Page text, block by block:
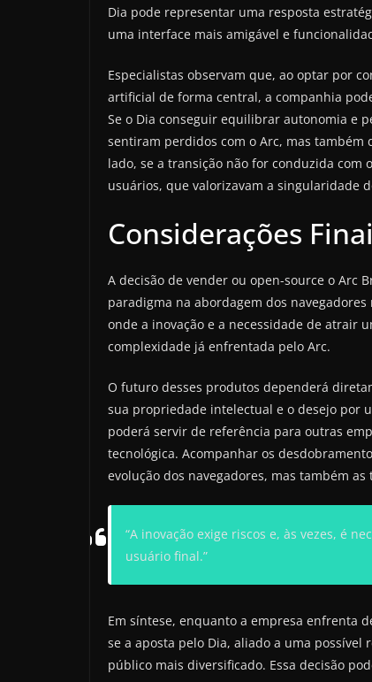
Dia pode representar uma resposta
uma interface mais amigável e
Especialistas observam que, ao optar por
artificial de forma central, a companhia
Se o Dia conseguir equilibrar autonomia e
sentiram perdidos com o Arc, mas também
lado, se a transição não for conduzida com
usuários, que valorizavam a singularidade
Considerações
A decisão de vender ou open-source o Arc
paradigma na abordagem dos
onde a inovação e a necessidade de atrair
complexidade já enfrentada pelo Arc.
O futuro desses produtos dependerá
sua propriedade intelectual e o desejo por
poderá servir de referência para outras
tecnológica. Acompanhar os
evolução dos navegadores, mas também
“A inovação exige riscos e, às vezes, é
usuário final.”
Em síntese, enquanto a empresa enfrenta
se a aposta pelo Dia, aliado a uma
público mais diversificado. Essa decisão